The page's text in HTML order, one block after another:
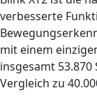
verbesserte
mit einem
insgesamt
Vergleich zu